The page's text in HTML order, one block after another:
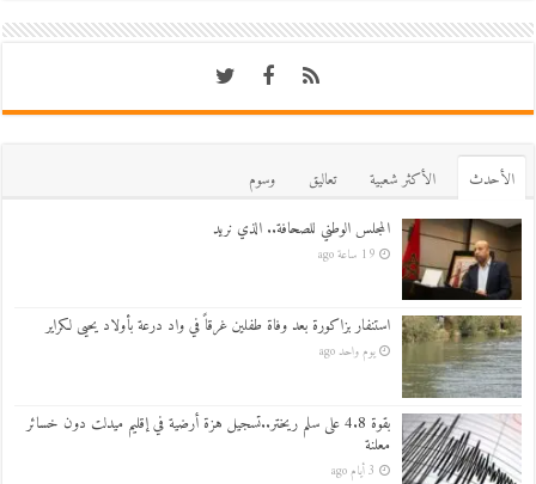
اﻷحدث اﻷكثر شعبية تعاليق
وسوم
المجلس الوطني للصحافة.. الذي نريد
19 ساعة ago
استنفار بزاكورة بعد وفاة طفلين غرقاً في واد درعة بأولاد يحيى لكراير
يوم واحد ago
بقوة 4.8 على سلم ريختر..تسجيل هزة أرضية في إقليم ميدلت دون خسائر
معلنة
3 أيام ago